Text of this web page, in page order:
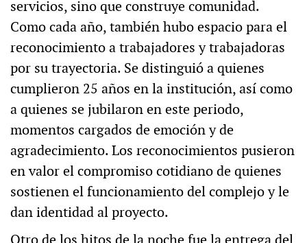
servicios, sino que construye comunidad.
Como cada año, también hubo espacio para el
reconocimiento a trabajadores y trabajadoras
por su trayectoria. Se distinguió a quienes
cumplieron 25 años en la institución, así como
a quienes se jubilaron en este periodo,
momentos cargados de emoción y de
agradecimiento. Los reconocimientos pusieron
en valor el compromiso cotidiano de quienes
sostienen el funcionamiento del complejo y le
dan identidad al proyecto.
Otro de los hitos de la noche fue la entrega del